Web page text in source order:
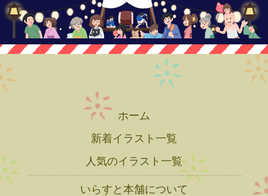
ホーム
新着イラスト一覧
人気のイラスト一覧
いらすと本舗について